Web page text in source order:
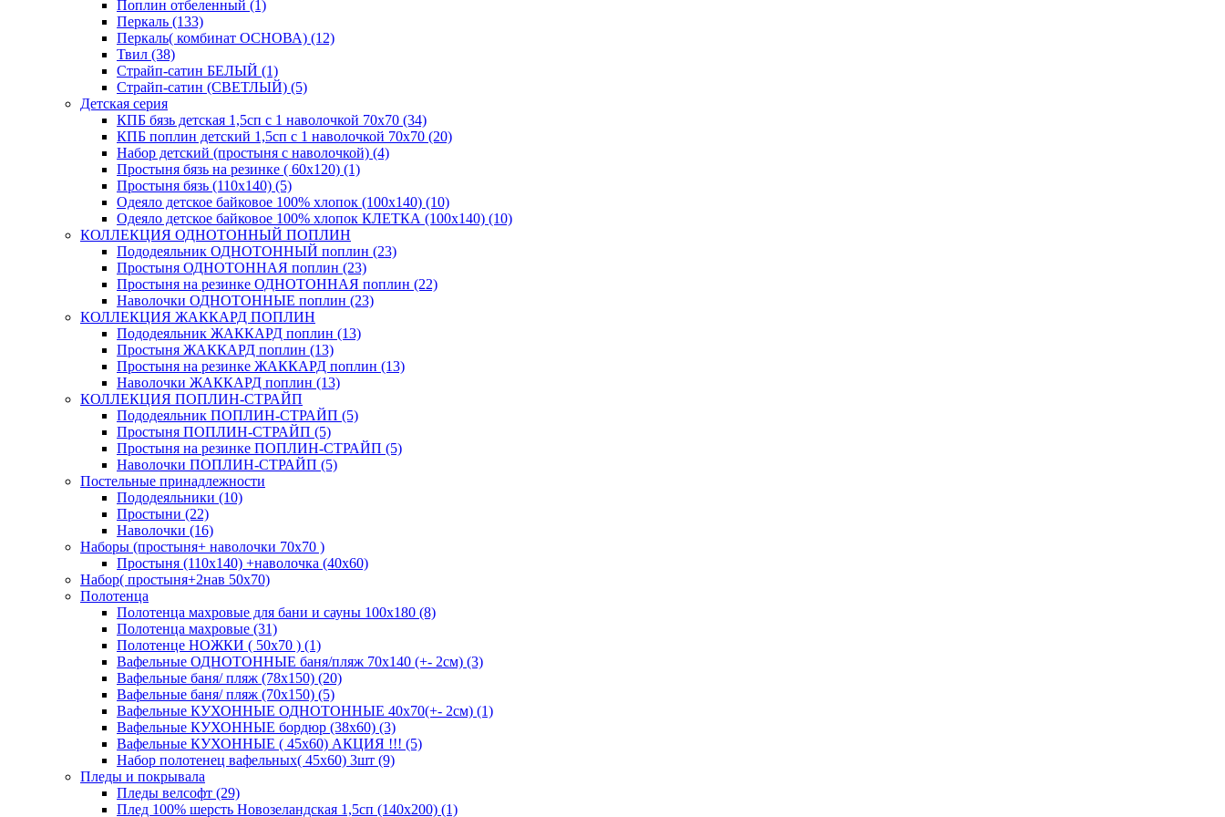
Поплин отбеленный (1)
Перкаль (133)
Перкаль( комбинат ОСНОВА) (12)
Твил (38)
Страйп-сатин БЕЛЫЙ (1)
Страйп-сатин (СВЕТЛЫЙ) (5)
Детская серия
КПБ бязь детская 1,5сп с 1 наволочкой 70х70 (34)
КПБ поплин детский 1,5сп с 1 наволочкой 70х70 (20)
Набор детский (простыня с наволочкой) (4)
Простыня бязь на резинке ( 60х120) (1)
Простыня бязь (110х140) (5)
Одеяло детское байковое 100% хлопок (100х140) (10)
Одеяло детское байковое 100% хлопок КЛЕТКА (100х140) (10)
КОЛЛЕКЦИЯ ОДНОТОННЫЙ ПОПЛИН
Пододеяльник ОДНОТОННЫЙ поплин (23)
Простыня ОДНОТОННАЯ поплин (23)
Простыня на резинке ОДНОТОННАЯ поплин (22)
Наволочки ОДНОТОННЫЕ поплин (23)
КОЛЛЕКЦИЯ ЖАККАРД ПОПЛИН
Пододеяльник ЖАККАРД поплин (13)
Простыня ЖАККАРД поплин (13)
Простыня на резинке ЖАККАРД поплин (13)
Наволочки ЖАККАРД поплин (13)
КОЛЛЕКЦИЯ ПОПЛИН-СТРАЙП
Пододеяльник ПОПЛИН-СТРАЙП (5)
Простыня ПОПЛИН-СТРАЙП (5)
Простыня на резинке ПОПЛИН-СТРАЙП (5)
Наволочки ПОПЛИН-СТРАЙП (5)
Постельные принадлежности
Пододеяльники (10)
Простыни (22)
Наволочки (16)
Наборы (простыня+ наволочки 70х70 )
Простыня (110х140) +наволочка (40х60)
Набор( простыня+2нав 50х70)
Полотенца
Полотенца махровые для бани и сауны 100х180 (8)
Полотенца махровые (31)
Полотенце НОЖКИ ( 50х70 ) (1)
Вафельные ОДНОТОННЫЕ баня/пляж 70х140 (+- 2см) (3)
Вафельные баня/ пляж (78х150) (20)
Вафельные баня/ пляж (70х150) (5)
Вафельные КУХОННЫЕ ОДНОТОННЫЕ 40х70(+- 2см) (1)
Вафельные КУХОННЫЕ бордюр (38х60) (3)
Вафельные КУХОННЫЕ ( 45х60) АКЦИЯ !!! (5)
Набор полотенец вафельных( 45х60) 3шт (9)
Пледы и покрывала
Пледы велсофт (29)
Плед 100% шерсть Новозеландская 1,5сп (140х200) (1)